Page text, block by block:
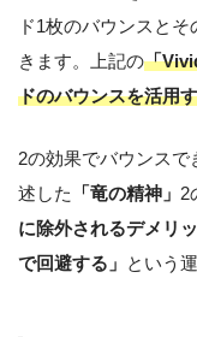
ド1枚のバウンスと
きます。上記の「
ドのバウンスを活用
2の効果でバウンス
述した
「竜の精神」 2
に除外されるデメリ
で回避する」 という